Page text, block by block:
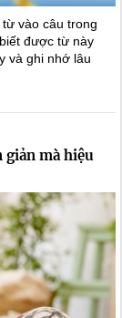
vào câu trong
được từ này
và ghi nhớ lâu
giản mà hiệu